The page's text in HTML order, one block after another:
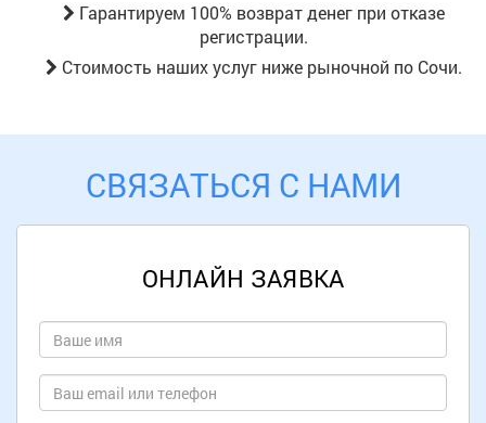
Гарантируем 100% возврат денег при отказе
регистрации.
Стоимость наших услуг ниже рыночной по Сочи.
СВЯЗАТЬСЯ С НАМИ
ОНЛАЙН ЗАЯВКА